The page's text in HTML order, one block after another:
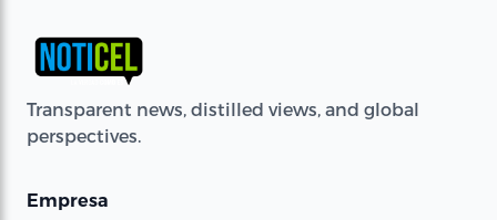
Transparent news, distilled views, and global
perspectives.
Empresa